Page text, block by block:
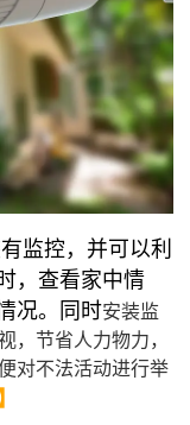
监控，并可以利
，查看家中情
况。同时安装监
，节省人力物力，
对不法活动进行举